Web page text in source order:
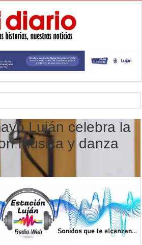
hacer este fin de semana
bienestar emocional en el centro del
de invierno impulsaron la
reunió a pymes bonaerenses con
Cordone se quedó con una gran victoria
requisitos exige ANSES para acceder al
educación ambiental
Luján celebra la
música y danza